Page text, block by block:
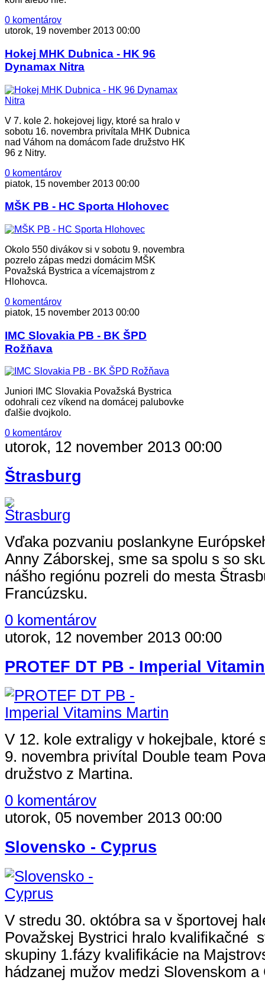
0 komentárov
utorok, 19 november 2013 00:00
Hokej MHK Dubnica - HK 96
Dynamax Nitra
V 7. kole 2. hokejovej ligy, ktoré sa hralo v
sobotu 16. novembra privítala MHK Dubnica
nad Váhom na domácom ľade družstvo HK
96 z Nitry.
0 komentárov
piatok, 15 november 2013 00:00
MŠK PB - HC Sporta Hlohovec
Okolo 550 divákov si v sobotu 9. novembra
pozrelo zápas medzi domácim MŠK
Považská Bystrica a vícemajstrom z
Hlohovca.
0 komentárov
piatok, 15 november 2013 00:00
IMC Slovakia PB - BK ŠPD
Rožňava
Juniori IMC Slovakia Považská Bystrica
odohrali cez víkend na domácej palubovke
ďalšie dvojkolo.
0 komentárov
utorok, 12 november 2013 00:00
Štrasburg
Vďaka pozvaniu poslankyne
Anny Záborskej, sme sa spolu s so
nášho regiónu pozreli do mesta
Francúzsku.
0 komentárov
utorok, 12 november 2013 00:00
PROTEF DT PB - Imperial
V 12. kole extraligy v hokejbale, ktoré
9. novembra privítal Double team
družstvo z Martina.
0 komentárov
utorok, 05 november 2013 00:00
Slovensko - Cyprus
V stredu 30. októbra sa v športovej
Považskej Bystrici hralo kvalifikačné
skupiny 1.fázy kvalifikácie na
hádzanej mužov medzi Slovenskom a